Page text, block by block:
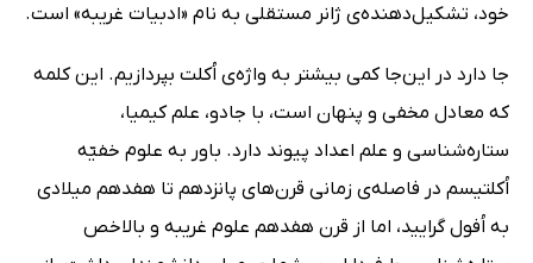
خود، تشکیل‌دهنده‌ی ژانر مستقلی به نام «ادبیات غریبه» است.
جا دارد در این‌جا کمی بیشتر به واژه‌ی اُکلت بپردازیم. این کلمه
که معادل مخفی و پنهان است، با جادو، علم کیمیا،
ستاره‌شناسی و علم اعداد پیوند دارد. باور به علوم خفیّه
اُکلتیسم در فاصله‌ی زمانی قرن‌های پانزدهم تا هفدهم میلادی
به اُفول گرایید، اما از قرن هفدهم علوم غریبه و بالاخص